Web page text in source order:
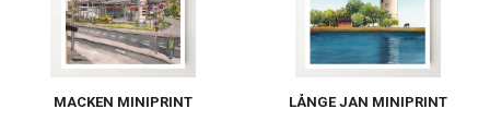
MACKEN MINIPRINT LÅNGE JAN MINIPRINT